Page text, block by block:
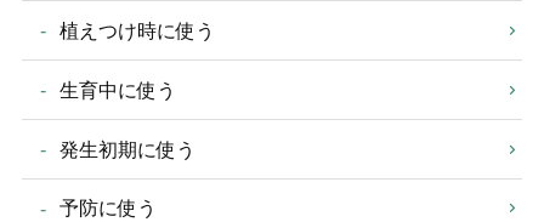
植えつけ時に使う
生育中に使う
発生初期に使う
予防に使う